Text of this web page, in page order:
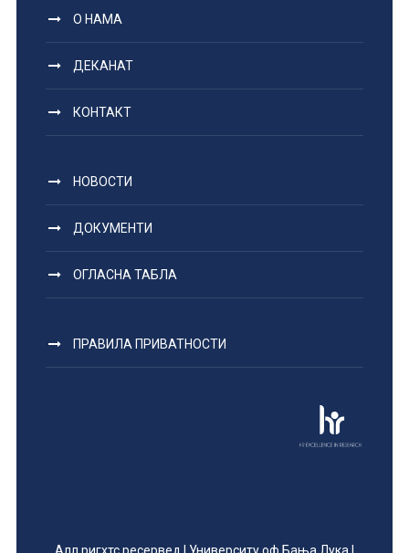
О НАМА
ДЕКАНАТ
КОНТАКТ
НОВОСТИ
ДОКУМЕНТИ
ОГЛАСНА ТАБЛА
ПРАВИЛА ПРИВАТНОСТИ